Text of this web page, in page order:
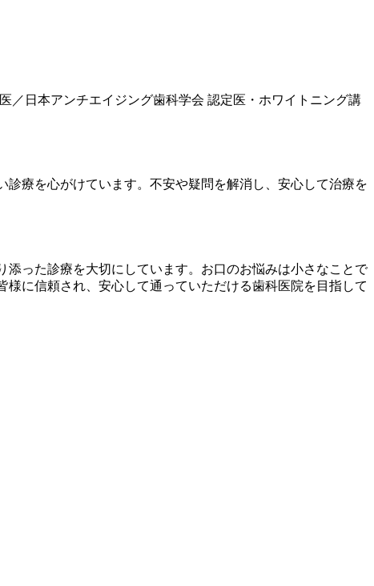
／日本アンチエイジング歯科学会 認定医・ホワイトニング講
療を心がけています。不安や疑問を解消し、安心して治療を
った診療を大切にしています。お口のお悩みは小さなことで
に信頼され、安心して通っていただける歯科医院を目指して